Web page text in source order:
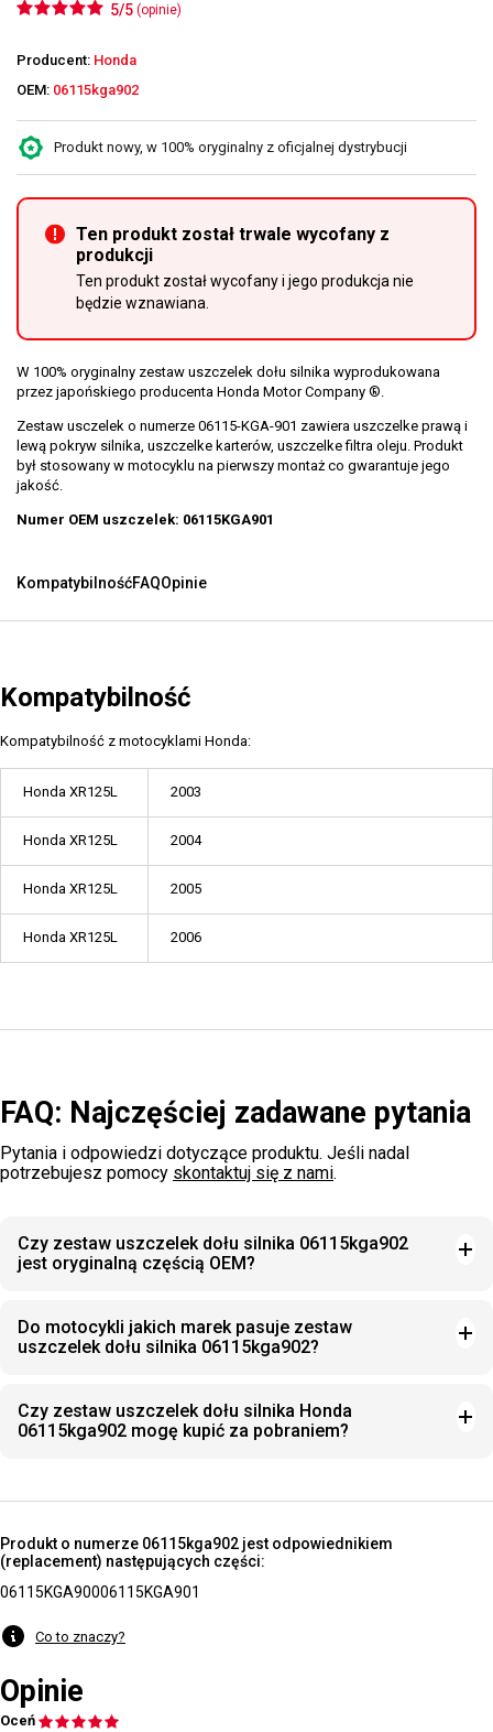
5/5 (opinie)
Producent: Honda
OEM: 06115kga902
Produkt nowy, w 100% oryginalny z oficjalnej dystrybucji
Ten produkt został trwale wycofany z
produkcji
Ten produkt został wycofany i jego produkcja nie
będzie wznawiana.
W 100% oryginalny zestaw uszczelek dołu silnika wyprodukowana
przez japońskiego producenta Honda Motor Company ®.
Zestaw usczelek o numerze 06115-KGA-901 zawiera uszczelke prawą i
lewą pokryw silnika, uszczelke karterów, uszczelke filtra oleju. Produkt
był stosowany w motocyklu na pierwszy montaż co gwarantuje jego
jakość.
Numer OEM uszczelek: 06115KGA901
KompatybilnośćFAQOpinie
Kompatybilność
Kompatybilność z motocyklami Honda:
Honda XR125L 2003
Honda XR125L 2004
Honda XR125L 2005
Honda XR125L 2006
FAQ: Najczęściej zadawane pytania
Pytania i odpowiedzi dotyczące produktu. Jeśli nadal
potrzebujesz pomocy skontaktuj się z nami.
Czy zestaw uszczelek dołu silnika 06115kga902
jest oryginalną częścią OEM?
Do motocykli jakich marek pasuje zestaw
uszczelek dołu silnika 06115kga902?
Czy zestaw uszczelek dołu silnika Honda
06115kga902 mogę kupić za pobraniem?
Produkt o numerze 06115kga902 jest odpowiednikiem
(replacement) następujących części:
06115KGA90006115KGA901
Co to znaczy?
Opinie
Oceń